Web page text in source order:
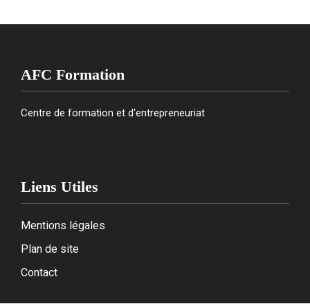
AFC Formation
Centre de formation et d'entrepreneuriat
Liens Utiles
Mentions légales
Plan de site
Contact